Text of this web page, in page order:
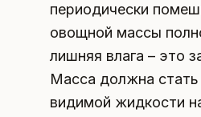
периодически
овощной массы
лишняя влага – это
Масса должна стать
видимой жидкости